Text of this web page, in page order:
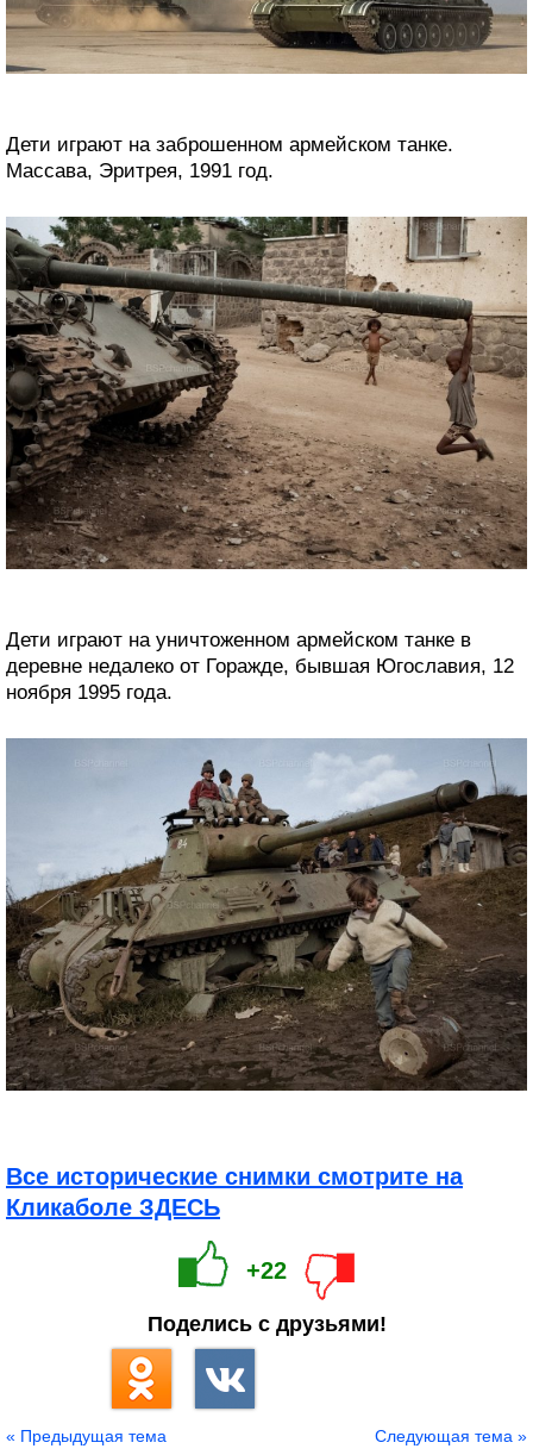
Дети играют на заброшенном армейском танке.
Массава, Эритрея, 1991 год.
Дети играют на уничтоженном армейском танке в
деревне недалеко от Горажде, бывшая Югославия, 12
ноября 1995 года.
Все исторические снимки смотрите на
Кликаболе ЗДЕСЬ
+22
Поделись с друзьями!
« Предыдущая тема Следующая тема »